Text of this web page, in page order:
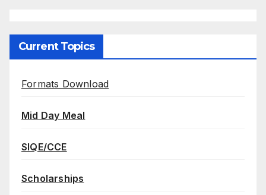
Current Topics
Formats Download
Mid Day Meal
SIQE/CCE
Scholarships